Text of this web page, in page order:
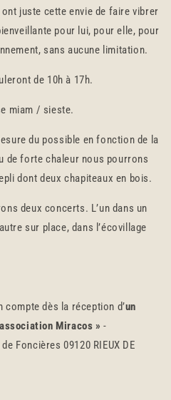
juste cette envie de faire vibrer
pour lui, pour elle, pour
sans aucune limitation.
de 10h à 17h.
miam / sieste.
du possible en fonction de la
de forte chaleur nous pourrons
dont deux chapiteaux en bois.
deux concerts. L’un dans un
sur place, dans l’écovillage
dès la réception d’un
association Miracos »-
Foncières 09120 RIEUX DE